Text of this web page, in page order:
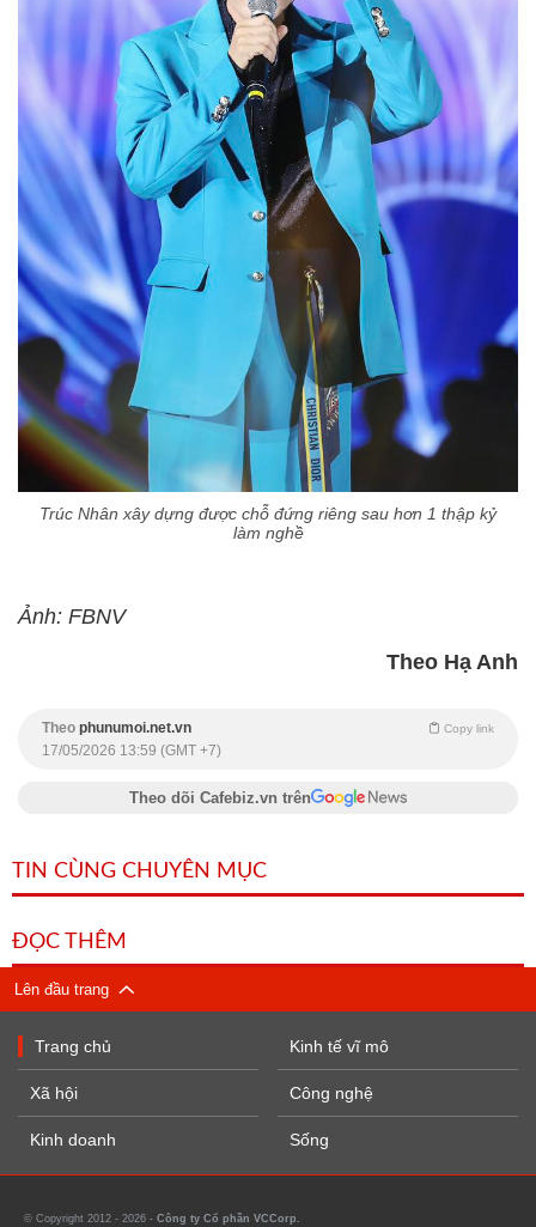
Trúc Nhân xây dựng được chỗ đứng riêng sau hơn 1 thập kỷ
làm nghề
Ảnh: FBNV
Theo Hạ Anh
Theo phunumoi.net.vn Copy link
17/05/2026 13:59 (GMT +7)
Theo dõi Cafebiz.vn trên
TIN CÙNG CHUYÊN MỤC
ĐỌC THÊM
Lên đầu trang
Trang chủ
Xã hội
Kinh doanh
Kinh tế vĩ mô
Công nghệ
Sống
© Copyright 2012 - 2026 - Công ty Cổ phần VCCorp.